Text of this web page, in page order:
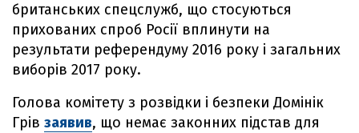
британських спецслужб, що стосуються
прихованих спроб Росії вплинути на
результати референдуму 2016 року і загальних
виборів 2017 року.
Голова комітету з розвідки і безпеки Домінік
Грів заявив, що немає законних підстав для